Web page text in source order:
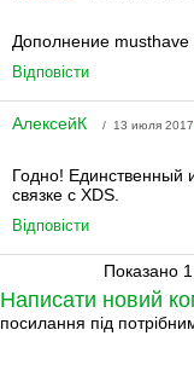
Дополнение musthave
Відповісти
АлексейК / 13 июля
Годно! Единственный
связке с XDS.
Відповісти
Показано 1
Написати новий
посилання під